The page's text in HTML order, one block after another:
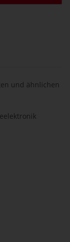
und ähnlichen